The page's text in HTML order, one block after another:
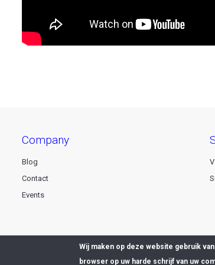
company
Blog
Contact
Events
Wij maken op deze website gebruik
browser op uw harde schrijf van uw